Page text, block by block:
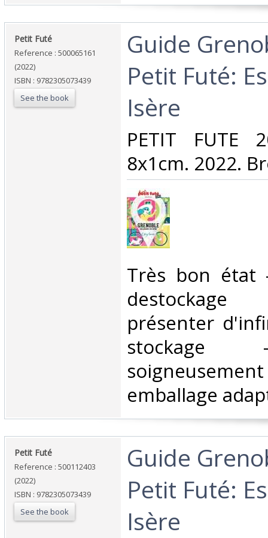
‎Petit Futé‎
Reference : 500065161
(2022)
ISBN : 9782305073439
See the book
‎Guide
Petit Futé:
Isère‎
‎PETIT FUTE
8x1cm. 2022.
‎Très bon état
présenter
stockage
emballage
‎Petit Futé‎
Reference : 500112403
(2022)
ISBN : 9782305073439
See the book
‎Guide
Petit Futé:
Isère‎